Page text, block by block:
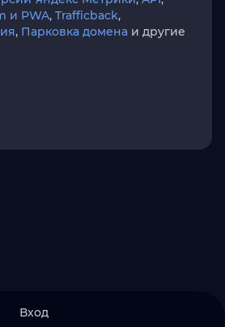
и PWA, Trafficback,
, Парковка домена и другие
Вход